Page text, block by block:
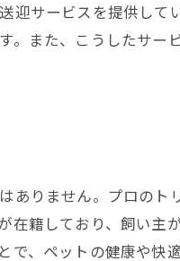
サービスを提供し
また、こうしたサ
りません。プロの
在籍しており、飼い
、ペットの健康や